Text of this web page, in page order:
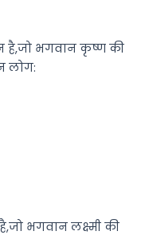
है,जो भगवान कृष्ण की
लोग:
भगवान लक्ष्मी की